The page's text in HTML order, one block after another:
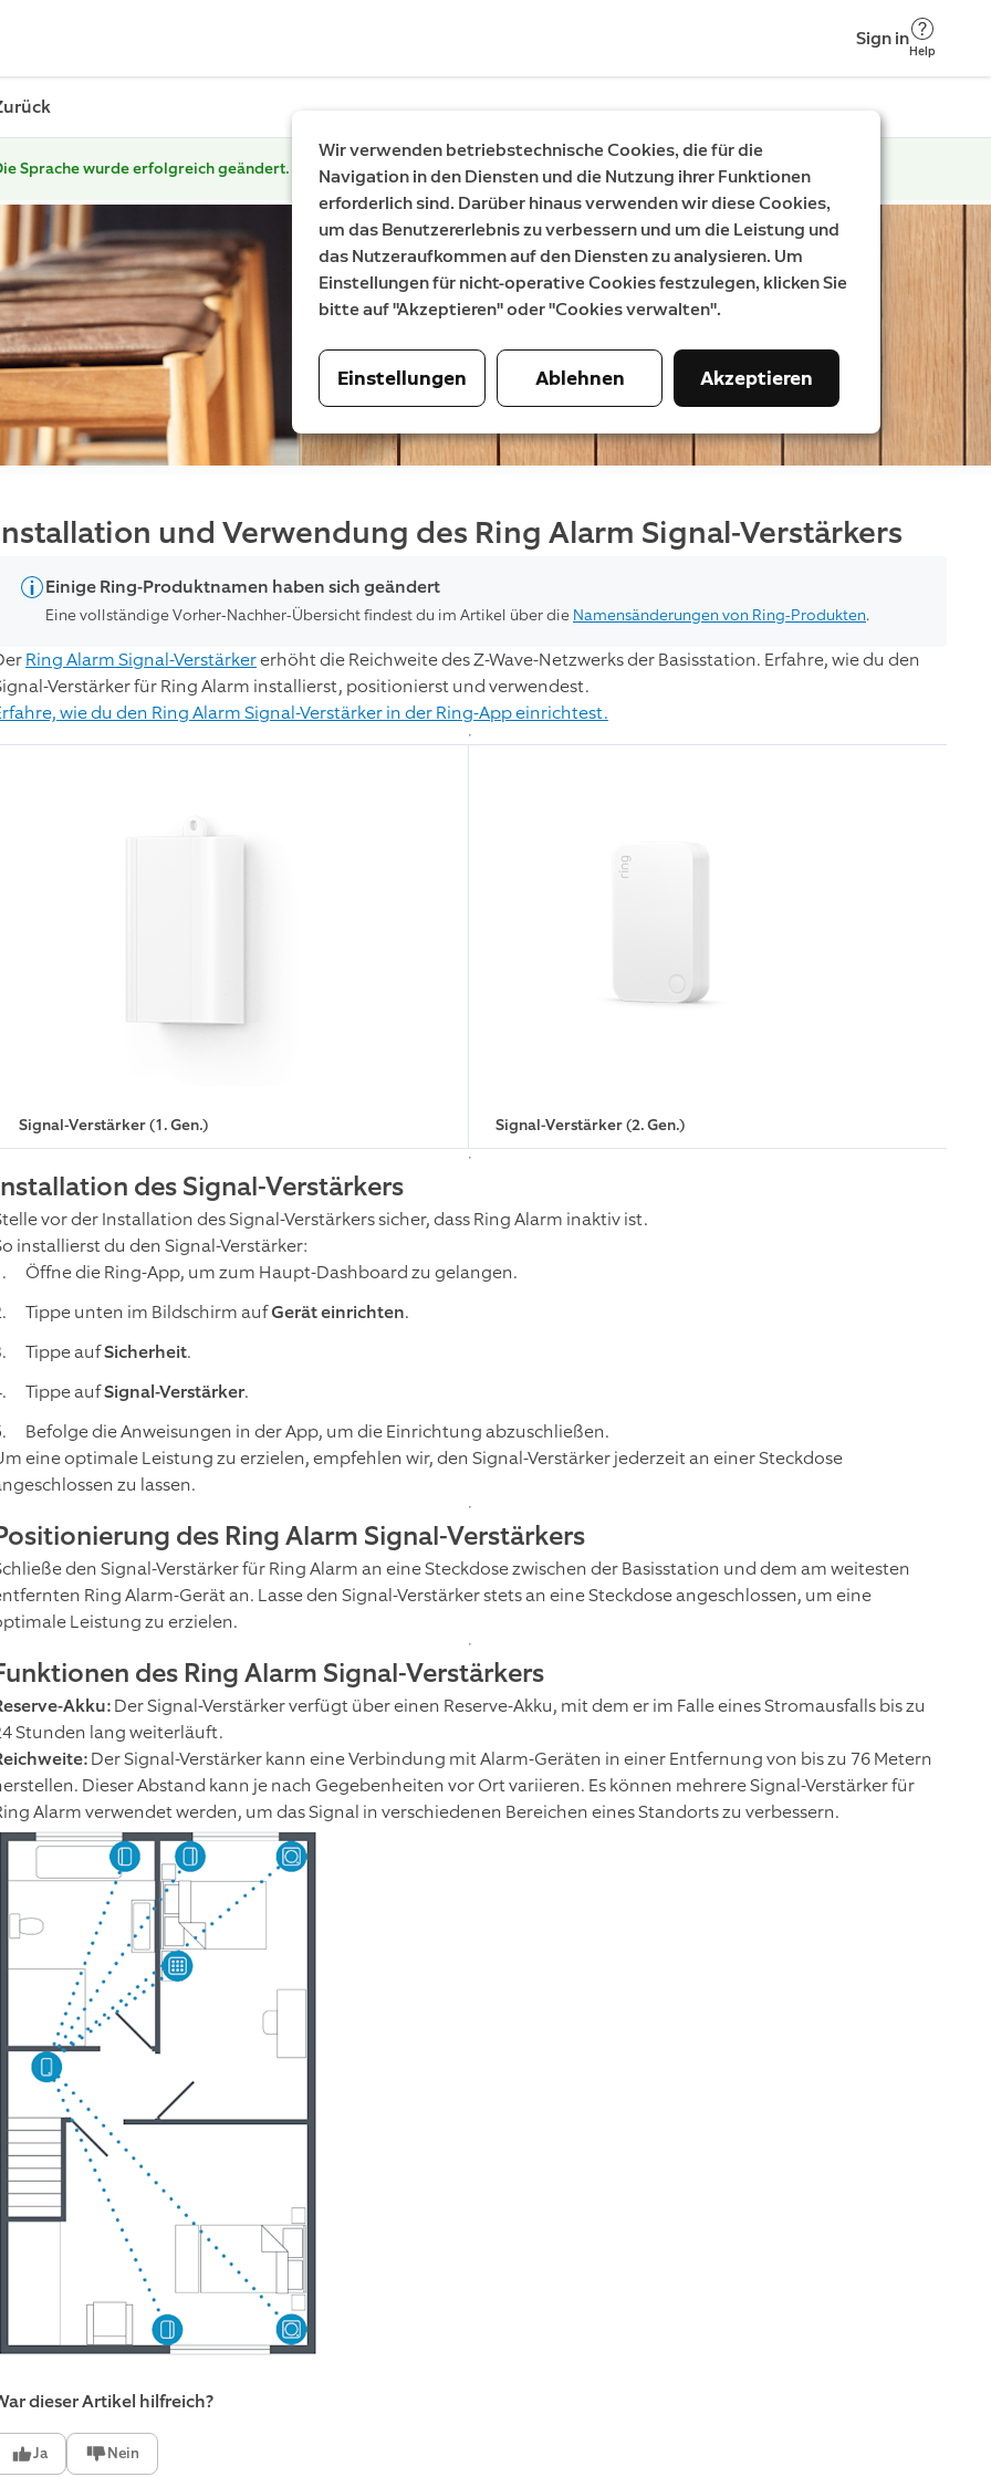
Sign in
Help
Sprache wurde erfolgreich geändert.
und Verwendung des Ring Alarm Signal-Verstärkers
Einige Ring-Produktnamen haben sich geändert
Eine vollständige Vorher-Nachher-Übersicht findest du im Artikel über die Namensänderungen von Ring-Produkten.
Ring Alarm Signal-Verstärkererhöht die Reichweite des Z-Wave-Netzwerks der Basisstation. Erfahre, wie du den
Verstärker für Ring Alarm installierst, positionierst und verwendest.
wie du den Ring Alarm Signal-Verstärker in der Ring-App einrichtest.
Signal-Verstärker (1. Gen.) Signal-Verstärker (2. Gen.)
des Signal-Verstärkers
vor der Installation des Signal-Verstärkers sicher, dass Ring Alarm inaktiv ist.
installierst du den Signal-Verstärker:
Öffne die Ring-App, um zum Haupt-Dashboard zu gelangen.
Tippe unten im Bildschirm aufGerät einrichten.
Tippe aufSicherheit.
Tippe aufSignal-Verstärker.
Befolge die Anweisungen in der App, um die Einrichtung abzuschließen.
eine optimale Leistung zu erzielen, empfehlen wir, den Signal-Verstärker jederzeit an einer Steckdose
zu lassen.
des Ring Alarm Signal-Verstärkers
den Signal-Verstärker für Ring Alarm an eine Steckdose zwischen der Basisstation und dem am weitesten
Ring Alarm-Gerät an. Lasse den Signal-Verstärker stets an eine Steckdose angeschlossen, um eine
Leistung zu erzielen.
des Ring Alarm Signal-Verstärkers
Akku:Der Signal-Verstärker verfügt über einen Reserve-Akku, mit dem er im Falle eines Stromausfalls bis zu
Stunden lang weiterläuft.
Der Signal-Verstärker kann eine Verbindung mit Alarm-Geräten in einer Entfernung von bis zu 76 Metern
Dieser Abstand kann je nach Gegebenheiten vor Ort variieren. Es können mehrere Signal-Verstärker für
Alarm verwendet werden, um das Signal in verschiedenen Bereichen eines Standorts zu verbessern.
dieser Artikel hilfreich?
Ja Nein
Wir verwenden betriebstechnische Cookies, die für die
Navigation in den Diensten und die Nutzung ihrer Funktionen
erforderlich sind. Darüber hinaus verwenden wir diese Cookies,
um das Benutzererlebnis zu verbessern und um die Leistung und
das Nutzeraufkommen auf den Diensten zu analysieren. Um
Einstellungen für nicht-operative Cookies festzulegen, klicken Sie
bitte auf "Akzeptieren" oder "Cookies verwalten".
Einstellungen Ablehnen Akzeptieren